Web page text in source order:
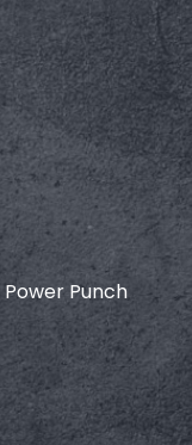
Power Punch